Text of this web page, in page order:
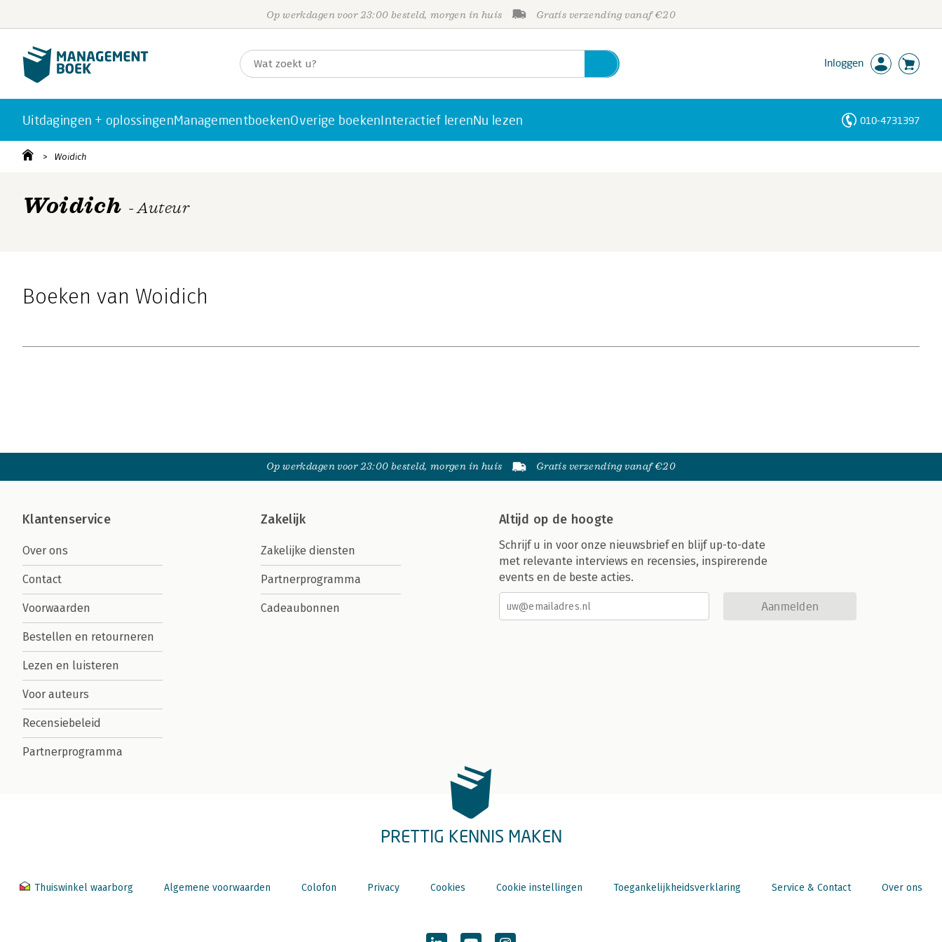
Op werkdagen voor 23:00 besteld, morgen in huis Gratis verzending vanaf €20
Inloggen
Uitdagingen + oplossingenManagementboekenOverige boekenInteractief lerenNu lezen 010-4731397
Woidich
Woidich - Auteur
Boeken van Woidich
Op werkdagen voor 23:00 besteld, morgen in huis Gratis verzending vanaf €20
Klantenservice
Over ons
Contact
Voorwaarden
Bestellen en retourneren
Lezen en luisteren
Voor auteurs
Recensiebeleid
Partnerprogramma
Zakelijk
Zakelijke diensten
Partnerprogramma
Cadeaubonnen
Altijd op de hoogte
Schrijf u in voor onze nieuwsbrief en blijf up-to-date
met relevante interviews en recensies, inspirerende
events en de beste acties.
Aanmelden
PRETTIG KENNIS MAKEN
Thuiswinkel waarborg Algemene voorwaarden Colofon Privacy Cookies Cookie instellingen Toegankelijkheidsverklaring Service & Contact Over ons
Personen